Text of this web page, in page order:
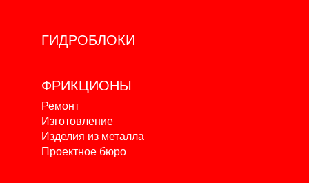
ГИДРОБЛОКИ
ФРИКЦИОНЫ
Ремонт
Изготовление
Изделия из металла
Проектное бюро